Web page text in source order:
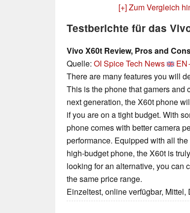
[+] Zum Vergleich
Testberichte für das
Vivo X60t Review, Pros and
Quelle: OI Spice Tech News
There are many features you will
This is the phone that gamers and
next generation, the X60t phone
if you are on a tight budget. With
phone comes with better camera
performance. Equipped with all
high-budget phone, the X60t is
looking for an alternative, you can
the same price range.
Einzeltest, online verfügbar, Mittel,